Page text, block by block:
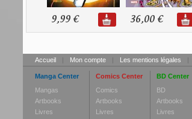
9,99 € 36,00 €
Accueil | Mon compte | Les mentions légales |
Manga Center
Mangas
Artbooks
Livres
Comics Center
Comics
Artbooks
Livres
BD Center
BD
Artbooks
Livres